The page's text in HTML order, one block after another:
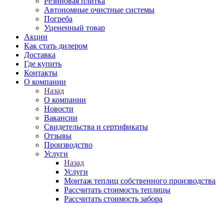
Автономные очистные системы
Погреба
Уцененный товар
Акции
Как стать дилером
Доставка
Где купить
Контакты
О компании
Назад
О компании
Новости
Вакансии
Свидетельства и сертификаты
Отзывы
Производство
Услуги
Назад
Услуги
Монтаж теплиц собственного производства
Рассчитать стоимость теплицы
Рассчитать стоимость забора